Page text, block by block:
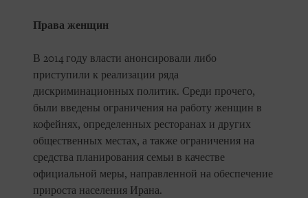
Права женщин
В 2014 году власти анонсировали либо
приступили к реализации ряда
дискриминационных политик. Среди прочего,
были введены ограничения на работу женщин в
кофейнях, определенных ресторанах и других
общественных местах, а также ограничения на
средства планирования семьи в качестве
официальной меры, направленной на обеспечение
прироста населения Ирана.